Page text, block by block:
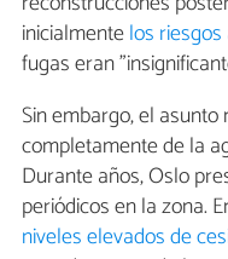
inicialmentelos
fugas eran
Sin embargo, el
completamente de la
Durante años, Oslo
periódicos en la zona.
niveles elevados de